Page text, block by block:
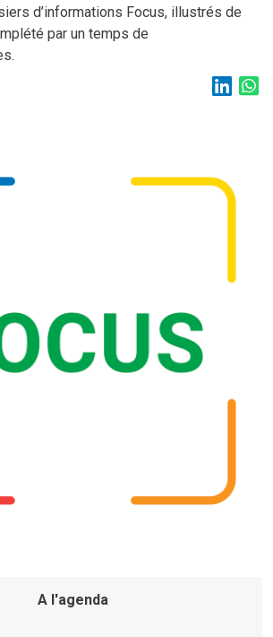
d’informations Focus, illustrés de
par un temps de
A l'agenda